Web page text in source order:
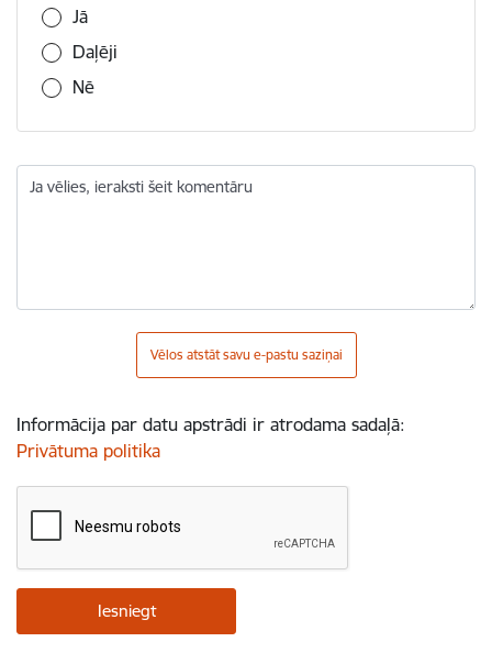
Jā
Daļēji
Nē
Ja vēlies, ieraksti šeit komentāru
Vēlos atstāt savu e-pastu saziņai
Informācija par datu apstrādi ir atrodama sadaļā:
Privātuma politika